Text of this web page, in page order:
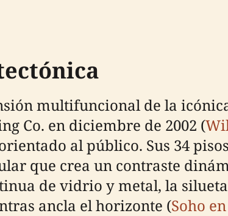
multifuncional de la
Co. en diciembre de 2002 (
al público. Sus 34
que crea un contraste
de vidrio y metal, la
ancla el horizonte (Soho